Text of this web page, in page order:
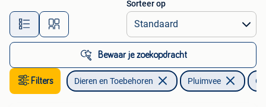
Alle afstanden…
Sorteer op
Bewaar je zoekopdracht
Filters Dieren en Toebehoren Pluimvee